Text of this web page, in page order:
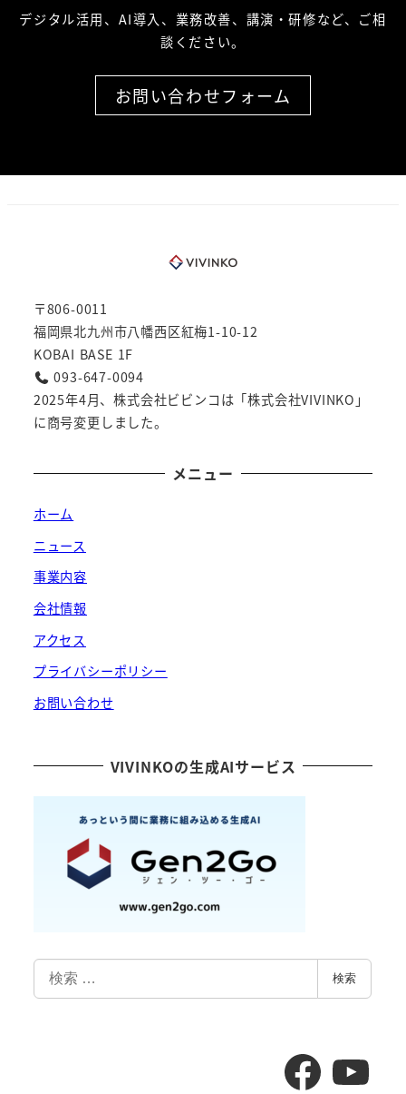
デジタル活用、AI導入、業務改善、講演・研修など、ご相
談ください。
お問い合わせフォーム
〒806-0011
福岡県北九州市八幡西区紅梅1-10-12
KOBAI BASE 1F
093-647-0094
2025年4月、株式会社ビビンコは「株式会社VIVINKO」
に商号変更しました。
メニュー
ホーム
ニュース
事業内容
会社情報
アクセス
プライバシーポリシー
お問い合わせ
VIVINKOの生成AIサービス
検
索
検索
F
a
c
Y
o
u